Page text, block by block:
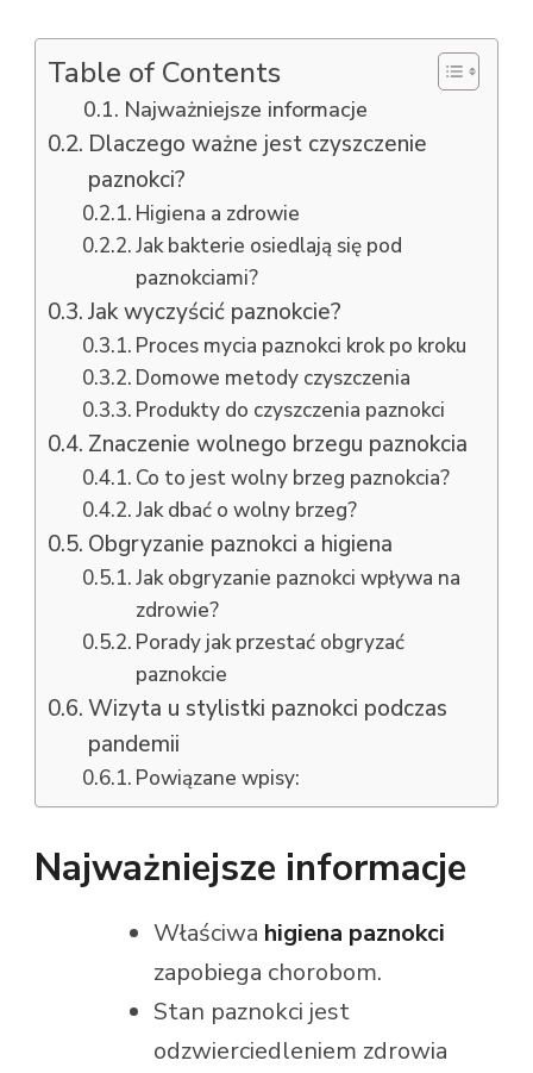
Table of Contents
Najważniejsze informacje
Dlaczego ważne jest czyszczenie
paznokci?
Higiena a zdrowie
Jak bakterie osiedlają się pod
paznokciami?
Jak wyczyścić paznokcie?
Proces mycia paznokci krok po kroku
Domowe metody czyszczenia
Produkty do czyszczenia paznokci
Znaczenie wolnego brzegu paznokcia
Co to jest wolny brzeg paznokcia?
Jak dbać o wolny brzeg?
Obgryzanie paznokci a higiena
Jak obgryzanie paznokci wpływa na
zdrowie?
Porady jak przestać obgryzać
paznokcie
Wizyta u stylistki paznokci podczas
pandemii
Powiązane wpisy:
Najważniejsze informacje
Właściwa higiena paznokci
zapobiega chorobom.
Stan paznokci jest
odzwierciedleniem zdrowia